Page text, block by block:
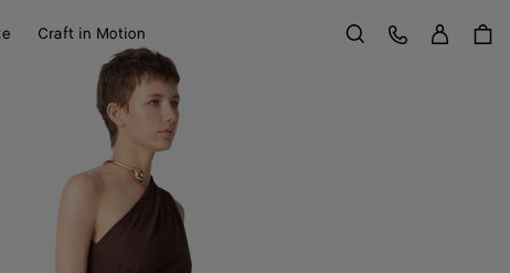
Craft in Motion Suchen